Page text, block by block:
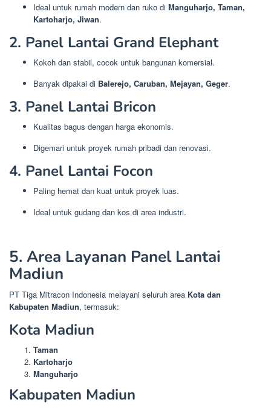
Ideal untuk rumah modern dan ruko di Manguharjo, Taman,
Kartoharjo, Jiwan.
2. Panel Lantai Grand Elephant
Kokoh dan stabil, cocok untuk bangunan komersial.
Banyak dipakai di Balerejo, Caruban, Mejayan, Geger.
3. Panel Lantai Bricon
Kualitas bagus dengan harga ekonomis.
Digemari untuk proyek rumah pribadi dan renovasi.
4. Panel Lantai Focon
Paling hemat dan kuat untuk proyek luas.
Ideal untuk gudang dan kos di area industri.
5. Area Layanan Panel Lantai
Madiun
PT Tiga Mitracon Indonesia melayani seluruh area Kota dan
Kabupaten Madiun, termasuk:
Kota Madiun
Taman
Kartoharjo
Manguharjo
Kabupaten Madiun